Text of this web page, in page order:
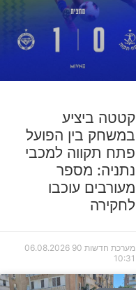
קטטה ביציע
במשחק בין הפועל
פתח תקווה למכבי
נתניה: מספר
מעורבים עוכבו
לחקירה
מערכת חדשות 90
06.08.2026
10:31